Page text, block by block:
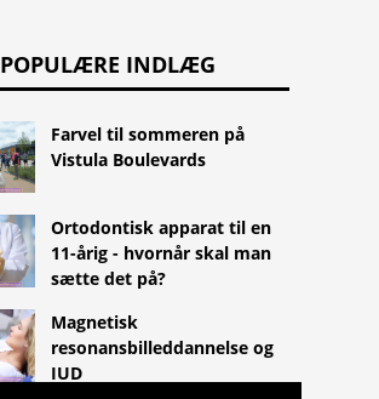
POPULÆRE INDLÆG
Farvel til sommeren på
Vistula Boulevards
Ortodontisk apparat til en
11-årig - hvornår skal man
sætte det på?
Magnetisk
resonansbilleddannelse og
IUD